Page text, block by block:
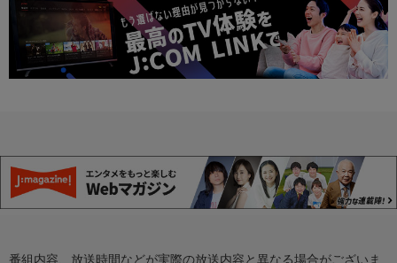
番組内容、放送時間などが実際の放送内容と異なる場合がございま